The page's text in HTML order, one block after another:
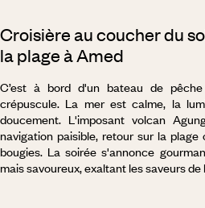
Croisière au coucher du
la plage à Amed
C’est à bord d'un bateau de
crépuscule. La mer est calme, la
doucement. L'imposant volcan
navigation paisible, retour sur la plage
bougies. La soirée s'annonce
mais savoureux, exaltant les saveurs de